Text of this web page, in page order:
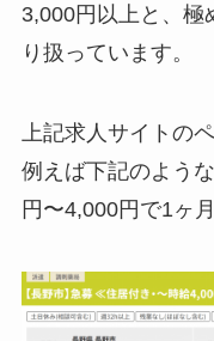
3,000円以上と、極
り扱っています。
上記求人サイトの
例えば下記のよう
円〜4,000円で1ヶ